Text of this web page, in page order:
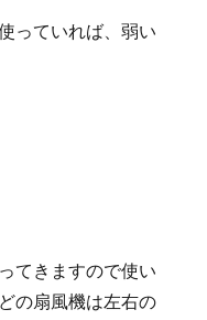
っていれば、弱い
てきますので使い
の扇風機は左右の